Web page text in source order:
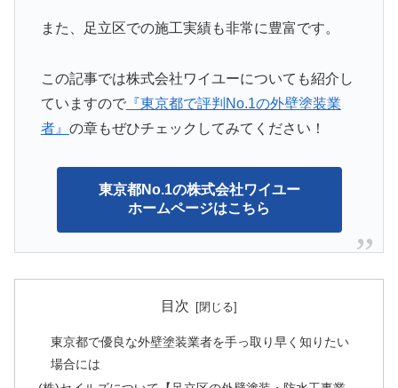
また、足立区での施工実績も非常に豊富です。
この記事では株式会社ワイユーについても紹介し
ていますので『東京都で評判No.1の外壁塗装業
者』 の章もぜひチェックしてみてください！
東京都No.1の株式会社ワイユー
ホームページはこちら
目次
東京都で優良な外壁塗装業者を手っ取り早く知りたい
場合には